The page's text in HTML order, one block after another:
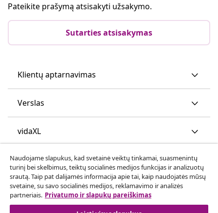
Pateikite prašymą atsisakyti užsakymo.
Sutarties atsisakymas
Klientų aptarnavimas
Verslas
vidaXL
Atraskite daugiau
Naudojame slapukus, kad svetainė veiktų tinkamai, suasmenintų
turinį bei skelbimus, teiktų socialinės medijos funkcijas ir analizuotų
srautą. Taip pat dalijamės informacija apie tai, kaip naudojatės mūsų
svetaine, su savo socialinės medijos, reklamavimo ir analizės
partneriais. Privatumo ir slapukų pareiškimas